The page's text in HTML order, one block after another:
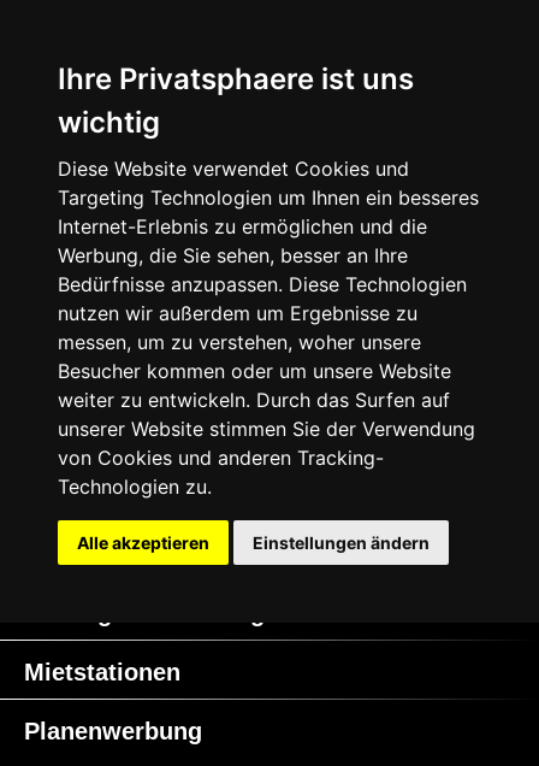
Ihre Privatsphaere ist uns
wichtig
Diese Website verwendet Cookies und
Targeting Technologien um Ihnen ein besseres
Internet-Erlebnis zu ermöglichen und die
Werbung, die Sie sehen, besser an Ihre
Bedürfnisse anzupassen. Diese Technologien
nutzen wir außerdem um Ergebnisse zu
messen, um zu verstehen, woher unsere
Besucher kommen oder um unsere Website
weiter zu entwickeln. Durch das Surfen auf
unserer Website stimmen Sie der Verwendung
von Cookies und anderen Tracking-
Technologien zu.
Alle akzeptieren Einstellungen ändern
Startseite
Anhänger
Camping-Koffer Ausbauten
Anhänger nach Gewicht
Anhänger nach Hersteller
Sonderausbauten
Ersatzteile / Zubehör
Mietstationen
Planenwerbung